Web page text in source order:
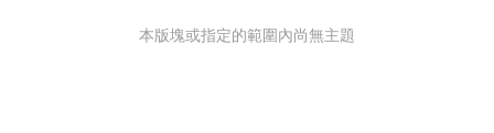
本版塊或指定的範圍內尚無主題